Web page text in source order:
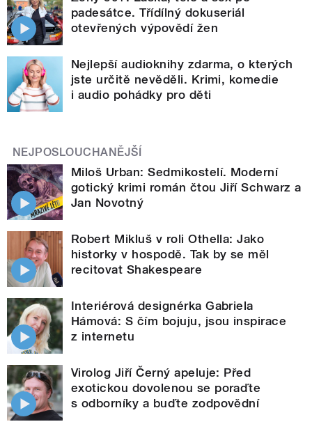
padesátce. Třídílný dokuseriál
otevřených výpovědí žen
Nejlepší audioknihy zdarma, o kterých
jste určitě nevěděli. Krimi, komedie
i audio pohádky pro děti
NEJPOSLOUCHANĚJŠÍ
Miloš Urban: Sedmikostelí. Moderní
gotický krimi román čtou Jiří Schwarz a
Jan Novotný
Robert Mikluš v roli Othella: Jako
historky v hospodě. Tak by se měl
recitovat Shakespeare
Interiérová designérka Gabriela
Hámová: S čím bojuju, jsou inspirace
z internetu
Virolog Jiří Černý apeluje: Před
exotickou dovolenou se poraďte
s odborníky a buďte zodpovědní